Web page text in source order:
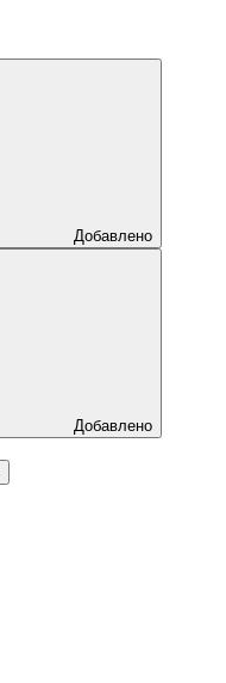
Добавлено
Добавлено